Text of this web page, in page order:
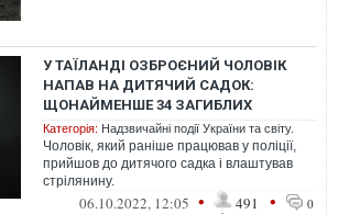
У ТАЇЛАНДІ ОЗБРОЄНИЙ ЧОЛОВІК
НАПАВ НА ДИТЯЧИЙ САДОК:
ЩОНАЙМЕНШЕ 34 ЗАГИБЛИХ
Категорія: Надзвичайні події України та світу.
Чоловік, який раніше працював у поліції,
прийшов до дитячого садка і влаштував
стрілянину.
06.10.2022, 12:05 • 491 • 0